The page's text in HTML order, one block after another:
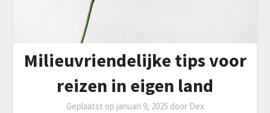
Milieuvriendelijke tips voor
reizen in eigen land
Geplaatst op januari 9, 2025 door Dex